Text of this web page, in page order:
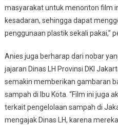
masyarakat untuk menonton film
kesadaran, sehingga dapat
penggunaan plastik sekali pakai,”
Anies juga berharap dari nobar
jajaran Dinas LH Provinsi DKI
semakin memberikan gambaran
sampah di Ibu Kota. “Film ini juga
terkait pengelolaan sampah di
mengajak Dinas LH, karena